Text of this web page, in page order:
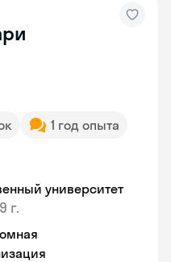
1 год опыта
университет
г.